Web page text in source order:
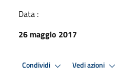
Data :
26 maggio 2017
Condividi Vedi azioni